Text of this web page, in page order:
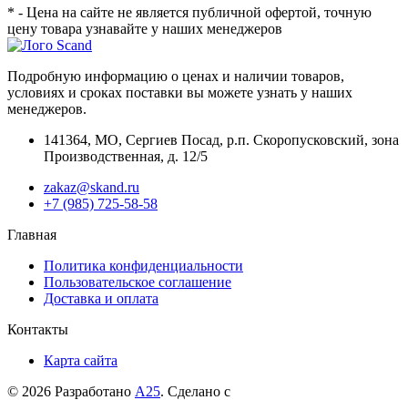
* - Цена на сайте не является публичной офертой, точную
цену товара узнавайте у наших менеджеров
Подробную информацию о ценах и наличии товаров,
условиях и сроках поставки вы можете узнать у наших
менеджеров.
141364, МО, Сергиев Посад, р.п. Скоропусковский, зона
Производственная, д. 12/5
zakaz@skand.ru
+7 (985) 725-58-58
Главная
Политика конфиденциальности
Пользовательское соглашение
Доставка и оплата
Контакты
Карта сайта
© 2026 Разработано А25. Сделано с